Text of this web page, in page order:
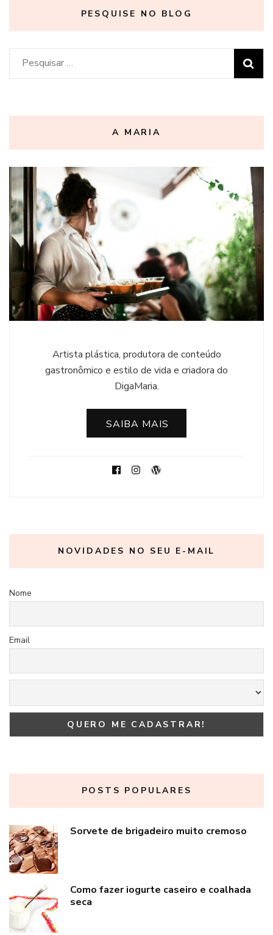
PESQUISE NO BLOG
Pesquisar
por:
A MARIA
Artista plástica, produtora de conteúdo
gastronômico e estilo de vida e criadora do
DigaMaria.
SAIBA MAIS
NOVIDADES NO SEU E-MAIL
Nome
Email
POSTS POPULARES
Sorvete de brigadeiro muito cremoso
Como fazer iogurte caseiro e coalhada
seca